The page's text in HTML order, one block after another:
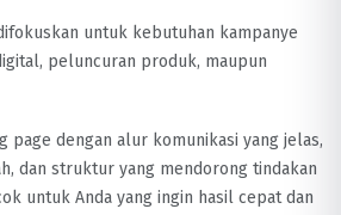
untuk kebutuhan kampanye
peluncuran produk, maupun
page dengan alur komunikasi yang jelas,
dan struktur yang mendorong tindakan
untuk Anda yang ingin hasil cepat dan